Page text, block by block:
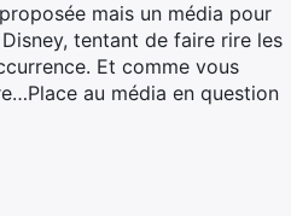
mais un média pour
tentant de faire rire les
Et comme vous
au média en question